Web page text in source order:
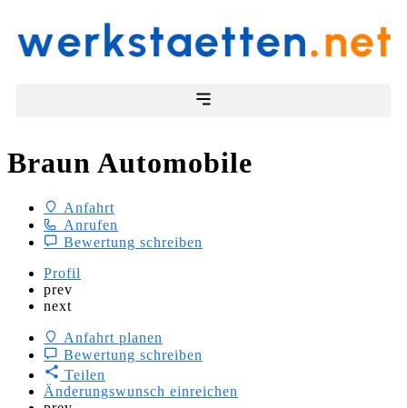
Braun Automobile
Anfahrt
Anrufen
Bewertung schreiben
Profil
prev
next
Anfahrt planen
Bewertung schreiben
Teilen
Änderungswunsch einreichen